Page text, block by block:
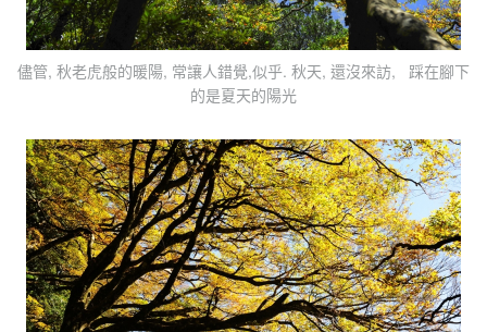
儘管, 秋老虎般的暖陽, 常讓人錯覺,似乎. 秋天, 還沒來訪, 踩在腳下
的是夏天的陽光